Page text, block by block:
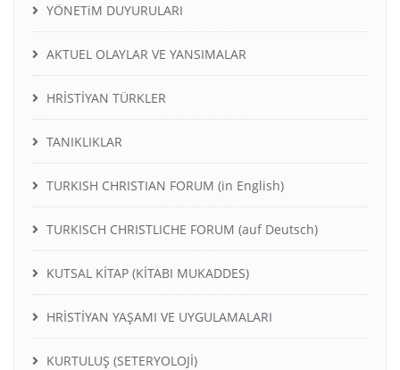
YÖNETiM DUYURULARI
AKTUEL OLAYLAR VE YANSIMALAR
HRİSTİYAN TÜRKLER
TANIKLIKLAR
TURKISH CHRISTIAN FORUM (in English)
TURKISCH CHRISTLICHE FORUM (auf Deutsch)
KUTSAL KİTAP (KİTABI MUKADDES)
HRİSTİYAN YAŞAMI VE UYGULAMALARI
KURTULUŞ (SETERYOLOJİ)